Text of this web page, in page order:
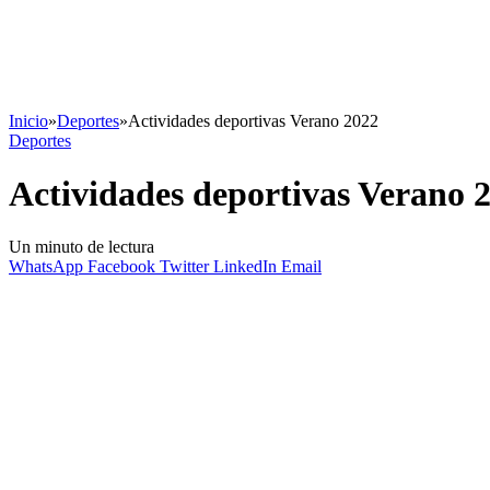
Inicio»Deportes»Actividades deportivas Verano 2022
Deportes
Actividades deportivas Verano
Un minuto de lectura
WhatsApp Facebook Twitter LinkedIn Email